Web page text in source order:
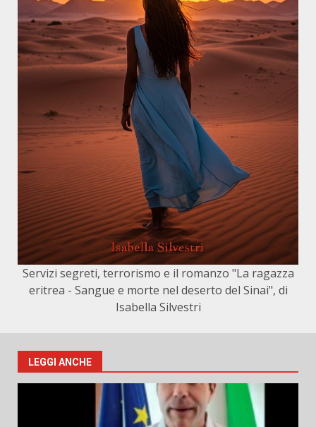
Servizi segreti, terrorismo e il romanzo "La ragazza
eritrea - Sangue e morte nel deserto del Sinai", di
Isabella Silvestri
LEGGI ANCHE